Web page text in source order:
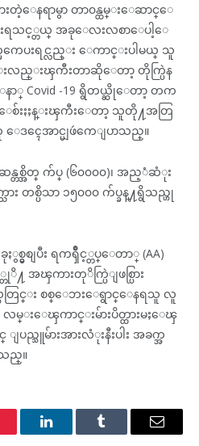
တဲ့ေနရာမွာ တာ၀န္ထမ္းေဆာင္ေ
သင့္တယ္ အခုေလးလစာေပါ့ေ
ေပးရင္လည္း ေကာင္းပါမယ္ သူ
းလည္းၾကီးတာဆိုေတာ့ တိုက္ပြဲန
Covid -19 ရွိတယ္ဆိုေတာ့ တက
းႏႈန္းၾကီးေတာ့ သူတို႔အတြ
ဒၚေအာင္မျဖဴကေျပာသည္။
န္တစ္အိတ္ က်ပ္ (၆၀၀၀၀)၊ အည့ံဆံုး
ား တစ္ပိသာ ၁၅၀၀၀ က်ပ္ခန္႔ရွိသည္ဟု
ႏွစ္မွစျပီး ရကၡဳိင့္တပ္ေတာ္ (AA)
အၾကားတုိက္ပြဲျဖစ္ပြား
တြင္း စစ္ေဘးေရွာင္ေနရသူ လူ
လမ္းေၾကာင္းမ်ားပိတ္ထားမႈေၾ
ပည္သူမ်ားအားလံုးနီးပါး အခက္အ
ည္။
LinkedInTumblr Email